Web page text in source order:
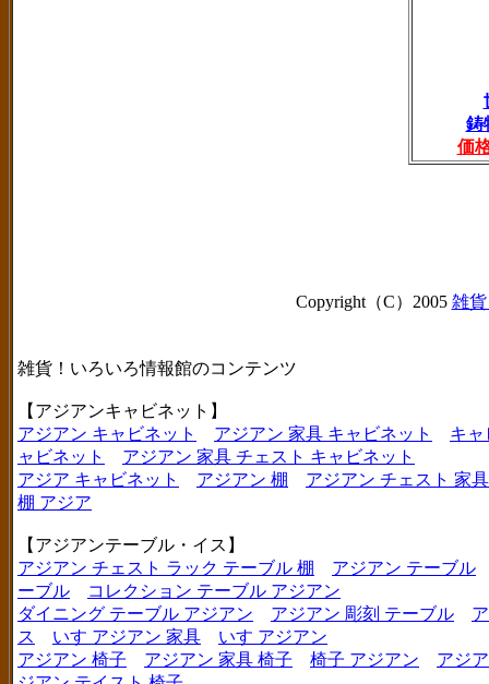
鋳
価
Copyright（C）2005 雑
雑貨！いろいろ情報館のコンテンツ
【アジアンキャビネット】
アジアン キャビネット
アジアン 家具 キャビネット
キャ
ャビネット
アジアン 家具 チェスト キャビネット
アジア キャビネット
アジアン 棚
アジアン チェスト 家
棚 アジア
【アジアンテーブル・イス】
アジアン チェスト ラック テーブル 棚
アジアン テーブル
ーブル
コレクション テーブル アジアン
ダイニング テーブル アジアン
アジアン 彫刻 テーブル
ス
いす アジアン 家具
いす アジアン
アジアン 椅子
アジアン 家具 椅子 椅子 アジアン
アジ